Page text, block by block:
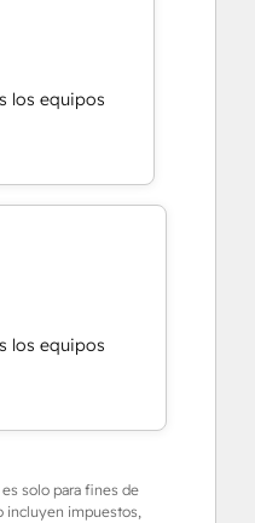
los equipos
los equipos
solo para fines de
incluyen impuestos,